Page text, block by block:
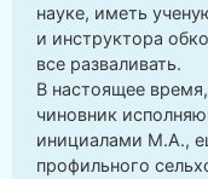
науке, иметь
и инструктора
все разваливать.
В настоящее
чиновник
инициалами М.А.,
профильного